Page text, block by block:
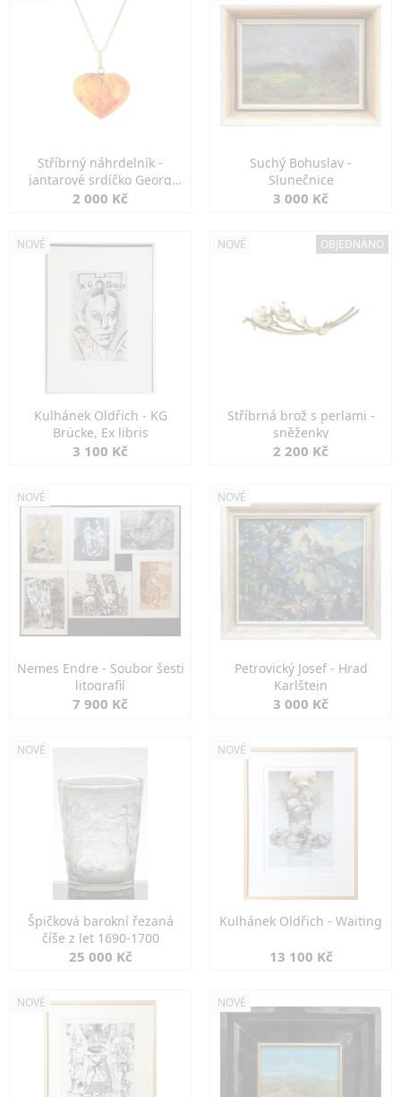
Stříbrný náhrdelník -
jantarové srdíčko Georg
Kramer
2 000 Kč
Suchý Bohuslav -
Slunečnice
3 000 Kč
NOVÉ
Kulhánek Oldřich - KG
Brücke, Ex libris
3 100 Kč
NOVÉ OBJEDNÁNO
Stříbrná brož s perlami -
sněženky
2 200 Kč
NOVÉ
Nemes Endre - Soubor šesti
litografií
7 900 Kč
NOVÉ
Petrovický Josef - Hrad
Karlštejn
3 000 Kč
NOVÉ
Špičková barokní řezaná
číše z let 1690-1700
25 000 Kč
NOVÉ
Kulhánek Oldřich - Waiting
13 100 Kč
NOVÉ NOVÉ